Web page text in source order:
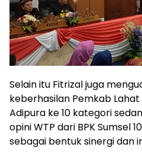
Selain itu Fitrizal juga
keberhasilan Pemkab
Adipura ke 10 kategori
opini WTP dari BPK Sumsel
sebagai bentuk sinergi dan